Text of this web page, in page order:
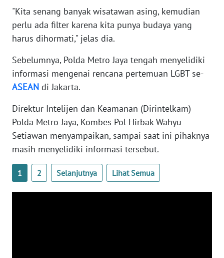
"Kita senang banyak wisatawan asing, kemudian
perlu ada filter karena kita punya budaya yang
harus dihormati," jelas dia.
Sebelumnya, Polda Metro Jaya tengah menyelidiki
informasi mengenai rencana pertemuan LGBT se-
ASEAN di Jakarta.
Direktur Intelijen dan Keamanan (Dirintelkam)
Polda Metro Jaya, Kombes Pol Hirbak Wahyu
Setiawan menyampaikan, sampai saat ini pihaknya
masih menyelidiki informasi tersebut.
1 2 Selanjutnya Lihat Semua
SULBAR
WN
SUMBAR
SUMSEL
WN
BENGKULU